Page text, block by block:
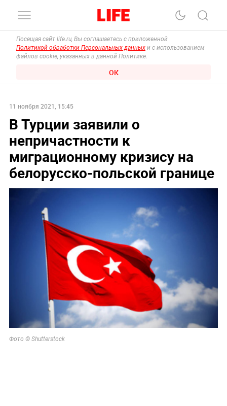
Посещая сайт life.ru, Вы соглашаетесь с приложенной
Политикой обработки Персональных данных и с использованием
файлов cookie, указанных в данной Политике.
ОК
11 ноября 2021, 15:45
В Турции заявили о
непричастности к
миграционному кризису на
белорусско-польской границе
Фото © Shutterstock